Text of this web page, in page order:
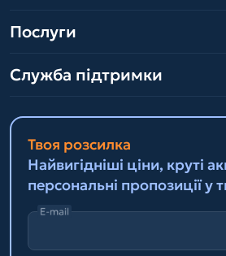
Послуги
Служба підтримки
Твоя розсилка
Найвигідніші ціни, круті
персональні пропозиції у
E-mail